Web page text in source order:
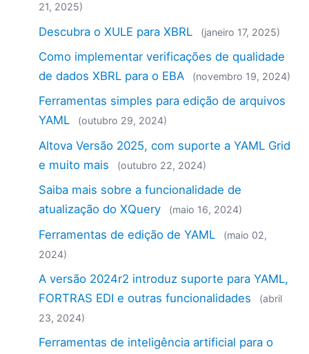
21, 2025)
Descubra o XULE para XBRL (janeiro 17, 2025)
Como implementar verificações de qualidade
de dados XBRL para o EBA
(novembro 19, 2024)
Ferramentas simples para edição de arquivos
YAML
(outubro 29, 2024)
Altova Versão 2025, com suporte a YAML Grid
e muito mais
(outubro 22, 2024)
Saiba mais sobre a funcionalidade de
atualização do XQuery
(maio 16, 2024)
Ferramentas de edição de YAML
(maio 02,
2024)
A versão 2024r2 introduz suporte para YAML,
FORTRAS EDI e outras funcionalidades
(abril
23, 2024)
Ferramentas de inteligência artificial para o